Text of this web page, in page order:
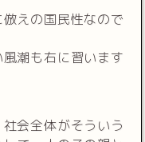
えの国民性なので
潮も右に習います
会全体がそういう